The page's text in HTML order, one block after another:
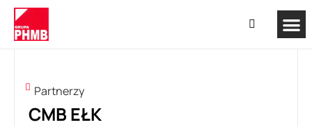
Partnerzy
CMB EŁK